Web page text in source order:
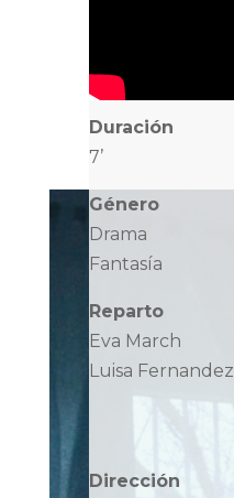
Duración
7’
Género
Drama
Fantasía
Reparto
Eva March
Luisa Fernandez
Dirección